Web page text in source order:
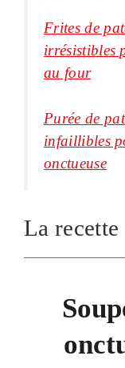
Frites de
irrésistibles
au four
Purée de
infaillibles
onctueuse
La recette